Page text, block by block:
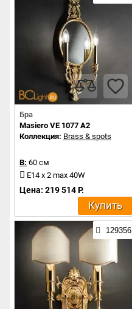
Бра
Masiero VE 1077 A2
Коллекция: Brass & spots
В: 60 см
E14 x 2 max 40W
Цена: 219 514 Р.
Купить
129356